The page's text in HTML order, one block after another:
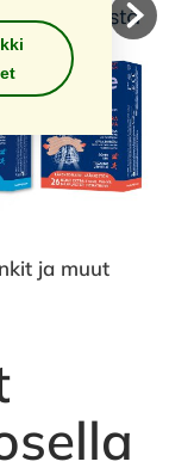
ja muut